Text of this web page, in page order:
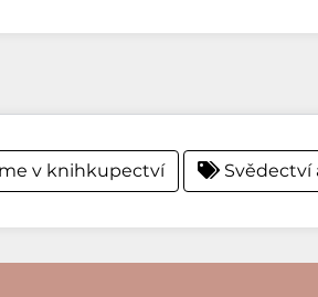
v knihkupectví Svědectví